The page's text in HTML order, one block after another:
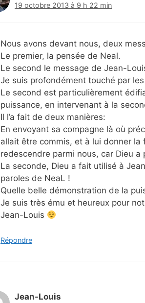
19 octobre 2013 à 9 h 22 min
Nous avons devant nous, deux
Le premier, la pensée de Neal.
Le second le message de Jean-
Je suis profondément touché par
Le second est particulièrement
puissance, en intervenant à la
Il l’a fait de deux manières:
En envoyant sa compagne là où
allait être commis, et à lui donner
redescendre parmi nous, car Dieu
La seconde, Dieu a fait utilisé à
paroles de NeaL !
Quelle belle démonstration de la
Je suis très ému et heureux pour
Jean-Louis
Répondre
Jean-Louis